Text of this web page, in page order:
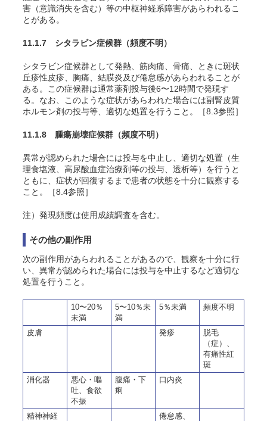
害（意識消失を含む）等の中枢神経系障害があらわれるこ
とがある。
11.1.7 シタラビン症候群 （頻度不明）
シタラビン症候群として発熱、筋肉痛、骨痛、ときに斑状
丘疹性皮疹、胸痛、結膜炎及び倦怠感があらわれることが
ある。この症候群は通常薬剤投与後6〜12時間で発現す
る。なお、このような症状があらわれた場合には副腎皮質
ホルモン剤の投与等、適切な処置を行うこと。［8.3参照］
11.1.8 腫瘍崩壊症候群 （頻度不明）
異常が認められた場合には投与を中止し、適切な処置（生
理食塩液、高尿酸血症治療剤等の投与、透析等）を行うと
ともに、症状が回復するまで患者の状態を十分に観察する
こと。［8.4参照］
注）発現頻度は使用成績調査を含む。
その他の副作用
次の副作用があらわれることがあるので、観察を十分に行
い、異常が認められた場合には投与を中止するなど適切な
処置を行うこと。
10〜20％
未満
5〜10％未
満
5％未満 頻度不明
皮膚 発疹
脱毛
（症）、
有痛性紅
斑
消化器
悪心・嘔
吐、食欲
不振
腹痛・下
痢
口内炎
精神神経
倦怠感、